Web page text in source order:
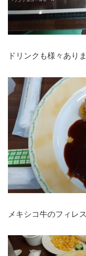
ドリンクも様々あり
メキシコ牛のフィレ